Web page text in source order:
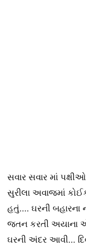
સવાર સવાર માં
સુરીલા અવાજમાં
હતું.... ઘરની બહારના
જતન કરતી અયાના
ઘરની અંદર આવી...